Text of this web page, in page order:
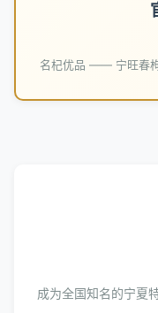
名杞优品 —— 宁旺春
成为全国知名的宁夏